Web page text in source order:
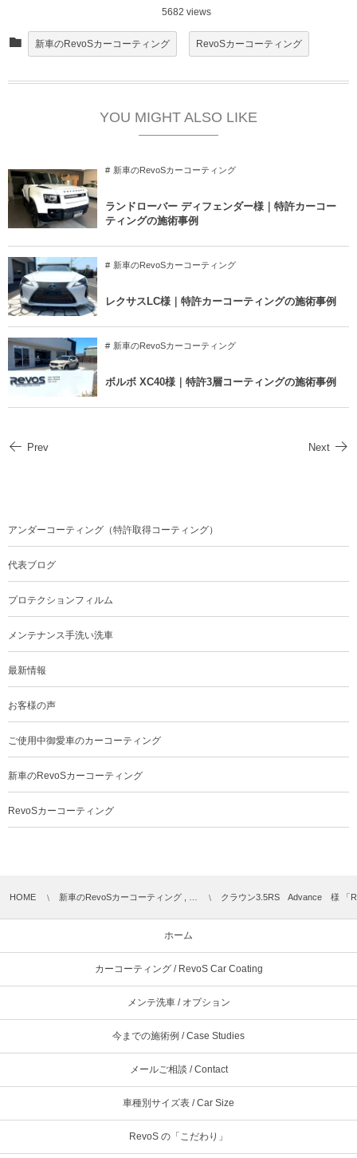
5682 views
新車のRevoSカーコーティング RevoSカーコーティング
YOU MIGHT ALSO LIKE
新車のRevoSカーコーティング
ランドローバー ディフェンダー様｜特許カーコー
ティングの施術事例
新車のRevoSカーコーティング
レクサスLC様｜特許カーコーティングの施術事例
新車のRevoSカーコーティング
ボルボ XC40様｜特許3層コーティングの施術事例
Prev Next
アンダーコーティング（特許取得コーティング）
代表ブログ
プロテクションフィルム
メンテナンス手洗い洗車
最新情報
お客様の声
ご使用中御愛車のカーコーティング
新車のRevoSカーコーティング
RevoSカーコーティング
HOME 新車のRevoSカーコーティング , … クラウン3.5RS Advance 様 「
ホーム
カーコーティング / RevoS Car Coating
メンテ洗車 / オプション
今までの施術例 / Case Studies
メールご相談 / Contact
車種別サイズ表 / Car Size
RevoS の「こだわり」